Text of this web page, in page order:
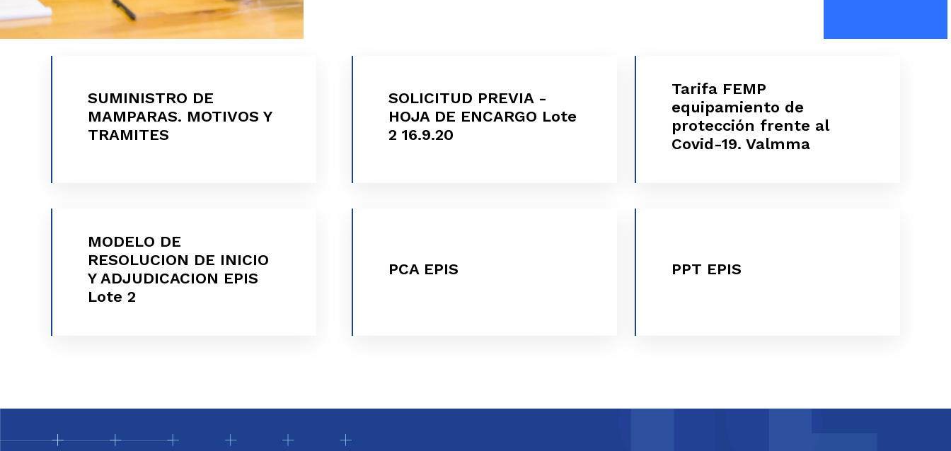
SUMINISTRO DE
MAMPARAS. MOTIVOS Y
TRAMITES
SUMINISTRO DE MAMPARAS.
MOTIVOS Y TRAMITES
SOLICITUD PREVIA -
HOJA DE ENCARGO Lote
2 16.9.20
SOLICITUD PREVIA - HOJA DE
ENCARGO Lote 2 16.9.20
Tarifa FEMP
equipamiento de
protección frente al
Covid-19. Valmma
Tarifa FEMP equipamiento de
protección frente al Covid-19.
Valmma
MODELO DE
RESOLUCION DE INICIO
Y ADJUDICACION EPIS
Lote 2
MODELO DE RESOLUCION DE
INICIO Y ADJUDICACION EPIS
Lote 2
PCA EPIS
PCA EPIS PPT EPIS
PPT EPIS